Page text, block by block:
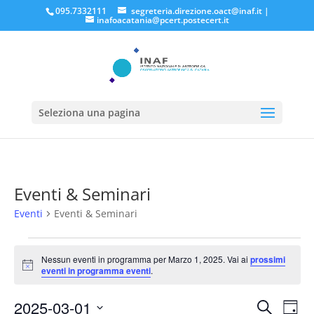
095.7332111 segreteria.direzione.oact@inaf.it|
inafoacatania@pcert.postecert.it
Seleziona una pagina
Eventi & Seminari
Eventi Eventi & Seminari
Eventi
for
Marzo
1,
Notice
Nessun eventi in programma per Marzo 1, 2025. Vai ai prossimi
eventi in programma eventi.
Eventi
Cerca
2025-03-01